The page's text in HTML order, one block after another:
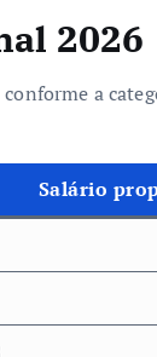
2026
a
Salário